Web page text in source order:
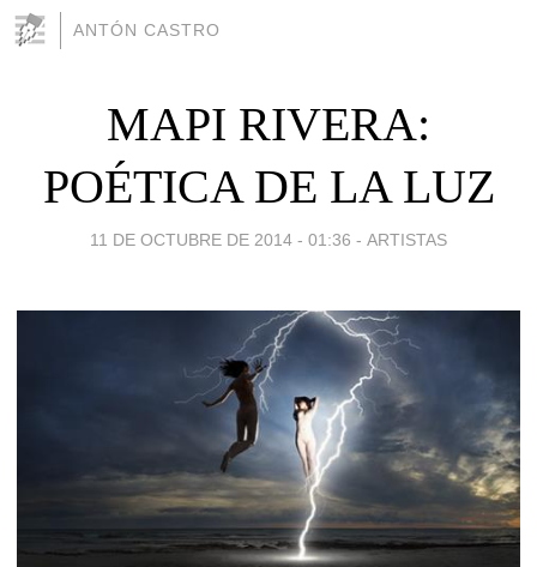
ANTÓN CASTRO
MAPI RIVERA:
POÉTICA DE LA LUZ
11 DE OCTUBRE DE 2014 - 01:36 - ARTISTAS